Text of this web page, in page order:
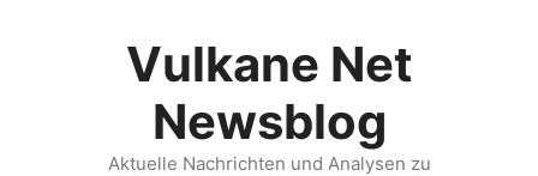
Vulkane Net
Newsblog
Aktuelle Nachrichten und Analysen zu